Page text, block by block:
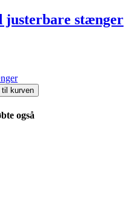
justerbare stænger
kurven
også